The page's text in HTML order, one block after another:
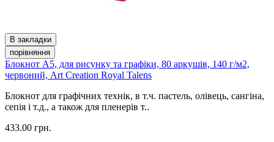
В закладки
порівняння
Блокнот А5, для рисунку та графіки, 80 аркушів, 140 г/м2,
червоний, Art Creation Royal Talens
Блокнот для графічних технік, в т.ч. пастель, олівець, сангіна,
сепія і т.д., а також для пленерів т..
433.00 грн.